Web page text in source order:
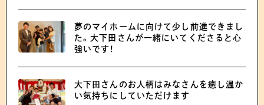
夢のマイホームに向けて少し前進できまし
た。大下田さんが一緒にいてくださると心
強いです！
大下田さんのお人柄はみなさんを癒し温か
い気持ちにしていただけます